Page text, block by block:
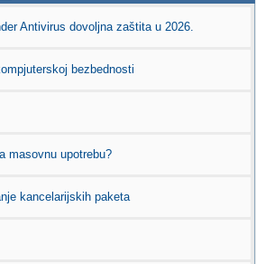
Antivirus dovoljna zaštita u 2026.
bezbednosti
masovnu upotrebu?
kancelarijskih paketa